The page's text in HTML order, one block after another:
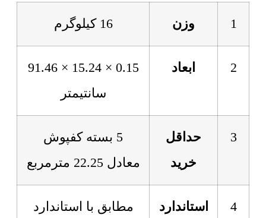
1 وزن 16 کیلوگرم
2 ابعاد
0.15 × 15.24 × 91.46
سانتیمتر
3
حداقل
خرید
5 بسته کفپوش
معادل 22.25 مترمربع
4 استاندارد
مطابق با استاندارد